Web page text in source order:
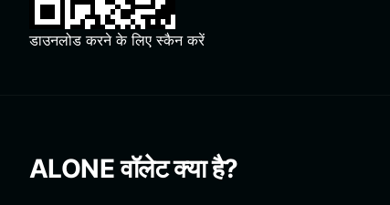
डाउनलोड करने के लिए स्कैन करें
ALONE वॉलेट क्या है?